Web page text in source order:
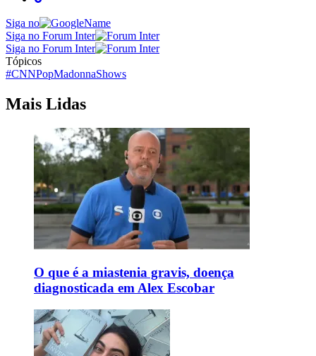
Siga no
Siga no Forum Inter
Siga no Forum Inter
Tópicos
#CNNPopMadonnaShows
Mais Lidas
O que é a miastenia gravis, doença
diagnosticada em Alex Escobar